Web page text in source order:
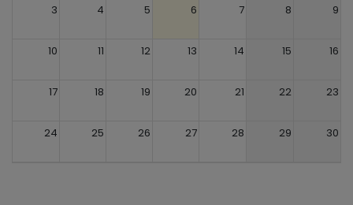
3 4 5 6 7 8 9
10 11 12 13 14 15 16
17 18 19 20 21 22 23
24 25 26 27 28 29 30